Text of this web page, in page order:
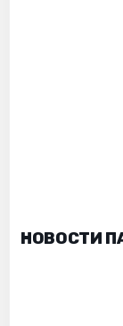
НОВОСТИ